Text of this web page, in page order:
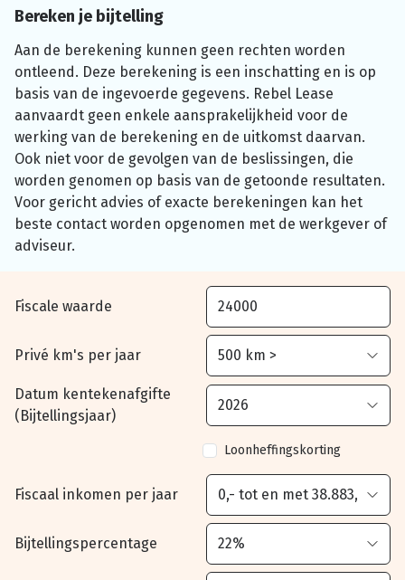
Bereken je bijtelling
Aan de berekening kunnen geen rechten worden
ontleend. Deze berekening is een inschatting en is op
basis van de ingevoerde gegevens. Rebel Lease
aanvaardt geen enkele aansprakelijkheid voor de
werking van de berekening en de uitkomst daarvan.
Ook niet voor de gevolgen van de beslissingen, die
worden genomen op basis van de getoonde resultaten.
Voor gericht advies of exacte berekeningen kan het
beste contact worden opgenomen met de werkgever of
adviseur.
Fiscale waarde
Privé km's per jaar
Datum kentekenafgifte
(Bijtellingsjaar)
Loonheffingskorting
Fiscaal inkomen per jaar
Bijtellingspercentage